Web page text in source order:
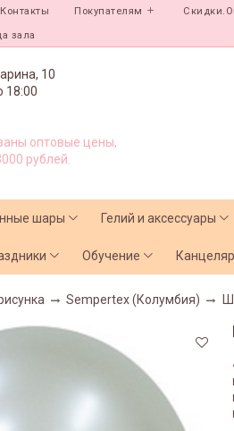
Контакты Покупателям
зала
10
18:00
оптовые цены,
рублей.
шары Гелий и аксессуары
Обучение
Sempertex (Колумбия)